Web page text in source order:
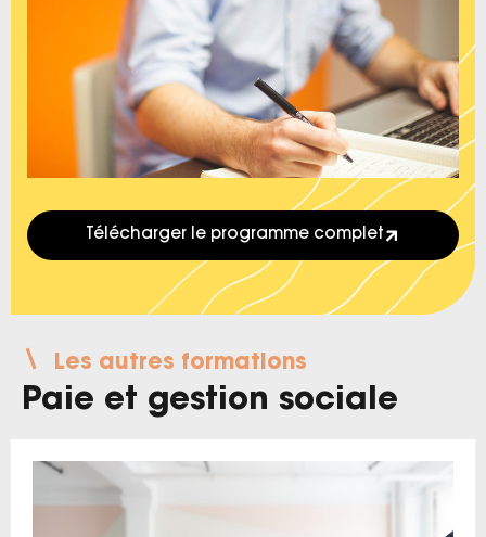
Télécharger le programme complet
Les autres formations
Paie et gestion sociale